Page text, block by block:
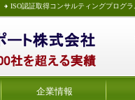
ISO認証取得コンサルティングプログ
企業情報